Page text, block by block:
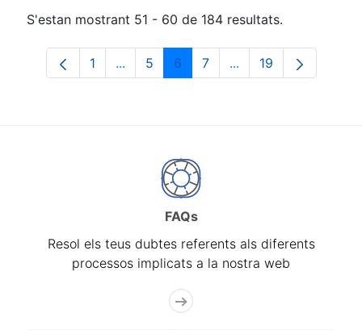
S'estan mostrant 51 - 60 de 184 resultats.
Pàgina
1 ...Pàgines intermèdies Utilitzeu TAB per
Pàgina
5 Pàgina
6 Pàgina
7 ...PàginesPàgina
19
FAQs
Resol els teus dubtes referents als diferents
processos implicats a la nostra web